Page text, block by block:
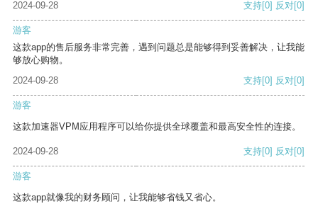
2024-09-28 支持[0] 反对[0]
游客
这款app的售后服务非常完善，遇到问题总是能够得到妥善解决，让我能
够放心购物。
2024-09-28
支持[0] 反对[0]
游客
这款加速器VPM应用程序可以给你提供全球覆盖和最高安全性的连接。
2024-09-28 支持[0] 反对[0]
游客
这款app就像我的财务顾问，让我能够省钱又省心。